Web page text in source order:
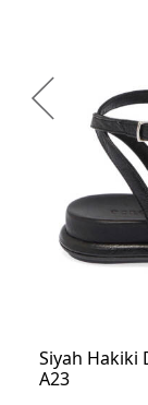
Siyah Hakiki
A23